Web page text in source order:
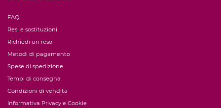
FAQ
Resi e sostituzioni
Richiedi un reso
Metodi di pagamento
Spese di spedizione
Tempi di consegna
Condizioni di vendita
Informativa Privacy e Cookie